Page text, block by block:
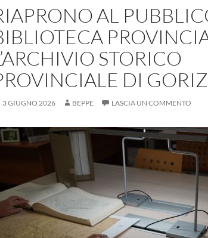
AL
STORICO
DI
3 GIUGNO 2026 BEPPE LASCIA UN COMMENTO